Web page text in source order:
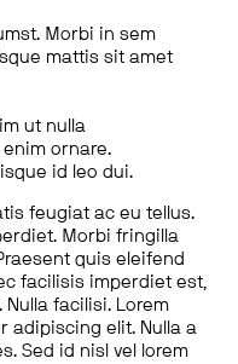
Morbi in sem
mattis sit amet
ut nulla
ornare.
id leo dui.
feugiat ac eu tellus.
Morbi fringilla
quis eleifend
facilisis imperdiet est,
facilisi. Lorem
adipiscing elit. Nulla a
Sed id nisl vel lorem